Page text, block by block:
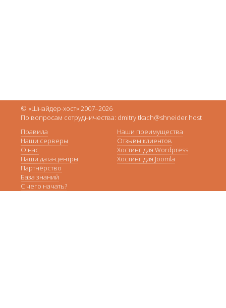
© «Шнайдер-хост» 2007–2026
По вопросам сотрудничества: dmitry.tkach@shneider.host
Правила
Наши серверы
О нас
Наши дата-центры
Партнёрство
База знаний
С чего начать?
Наши преимущества
Отзывы клиентов
Хостинг для Wordpress
Хостинг для Joomla